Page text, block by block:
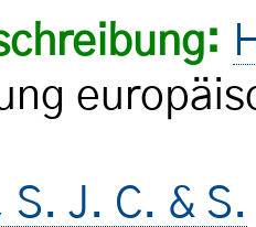
S. J. C. & S.